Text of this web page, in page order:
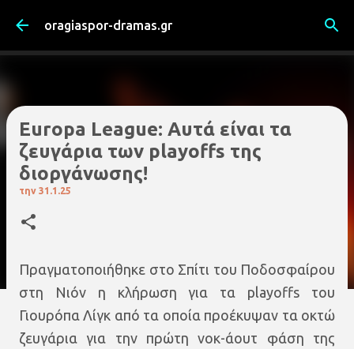
Μετάβαση στο κύριο περιεχόμενο
oragiaspor-dramas.gr
Europa League: Αυτά είναι τα
ζευγάρια των playoffs της
διοργάνωσης!
την 31.1.25
Πραγματοποιήθηκε στο Σπίτι του Ποδοσφαίρου
στη Νιόν η κλήρωση για τα playoffs του
Γιουρόπα Λίγκ από τα οποία προέκυψαν τα οκτώ
ζευγάρια για την πρώτη νοκ-άουτ φάση της